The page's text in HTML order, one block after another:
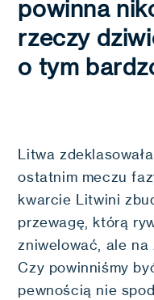
powinna
rzeczy
o tym
Litwa
ostatnim meczu
kwarcie Litwini
przewagę, którą
zniwelować, ale na
Czy powinniśmy
pewnością nie